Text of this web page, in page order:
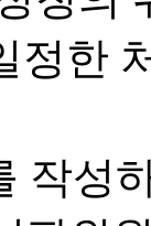
정한